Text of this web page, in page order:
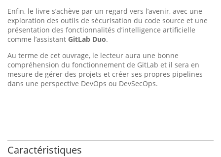
Enfin, le livre s’achève par un regard vers l’avenir, avec une
exploration des outils de sécurisation du code source et une
présentation des fonctionnalités d’intelligence artificielle
comme l’assistant GitLab Duo.
Au terme de cet ouvrage, le lecteur aura une bonne
compréhension du fonctionnement de GitLab et il sera en
mesure de gérer des projets et créer ses propres pipelines
dans une perspective DevOps ou DevSecOps.
Caractéristiques